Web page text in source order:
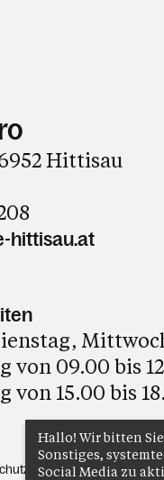
Hittisau
hittisau.at
von 09.00 bis
von 15.00 bis
Anmelden
Hallo! Wir bitten
Sonstiges,
Social Media zu